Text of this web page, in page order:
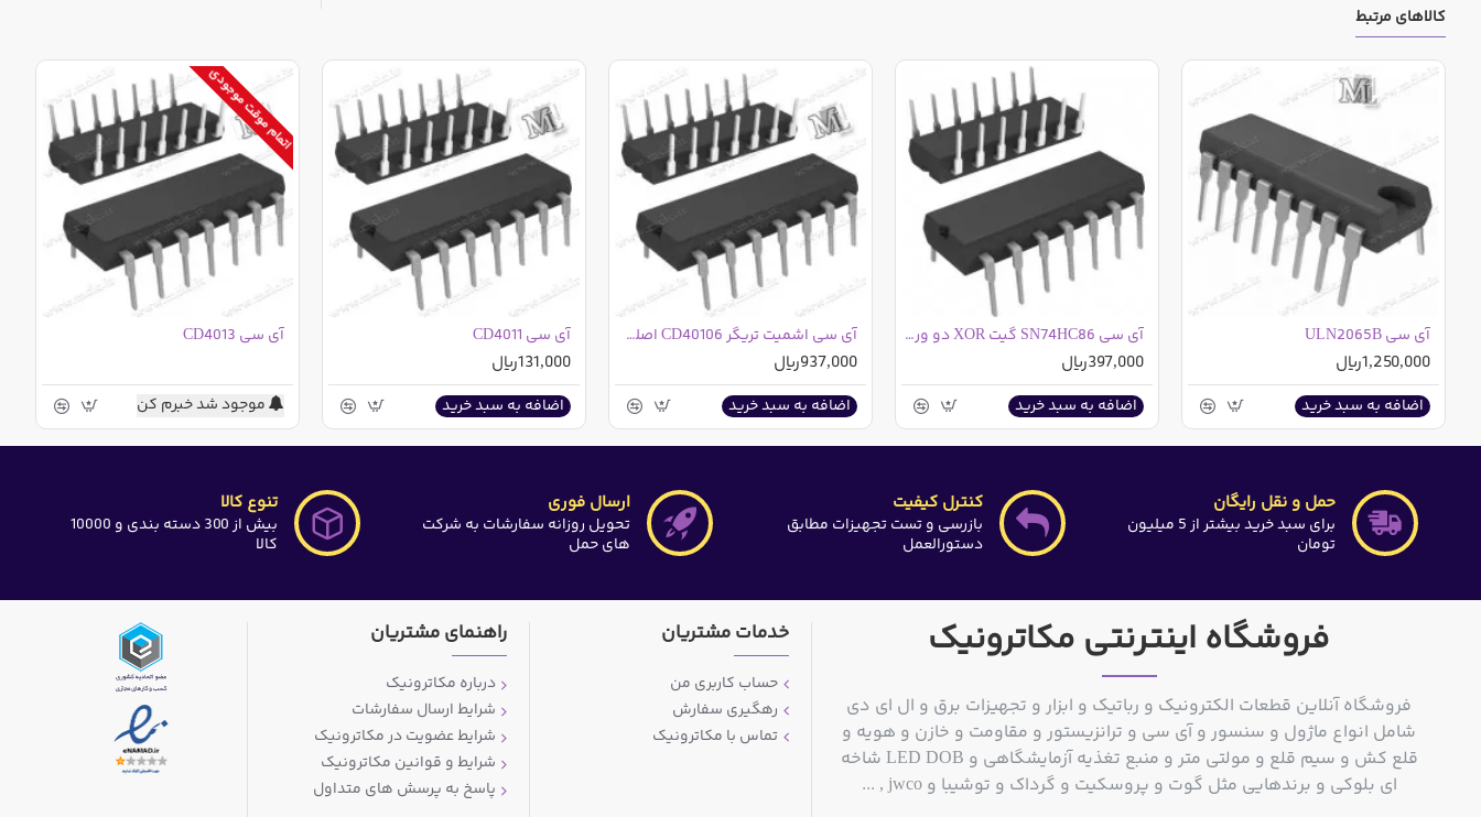
کالاهای مرتبط
آی سی ULN2065B
1,250,000ریال
اضافه به سبد خرید
آی سی SN74HC86 گیت XOR دو ورودی چهارگانه
397,000ریال
اضافه به سبد خرید
آی سی اشمیت تریگر CD40106 اصلی و اورجینال
937,000ریال
اضافه به سبد خرید
آی سی CD4011
131,000ریال
اضافه به سبد خرید
اتمام موقت موجودی
آی سی CD4013
موجود شد خبرم کن
حمل و نقل رایگان
برای سبد خرید بیشتر از 5 میلیون
تومان
کنترل کیفیت
بازرسی و تست تجهیزات مطابق
دستورالعمل
ارسال فوری
تحویل روزانه سفارشات به شرکت
های حمل
تنوع کالا
بیش از 300 دسته بندی و 10000
کالا
فروشگاه اینترنتی مکاترونیک
فروشگاه آنلاین قطعات الکترونیک و رباتیک و ابزار و تجهیزات برق و ال ای دی
شامل انواع ماژول و سنسور و آی سی و ترانزیستور و مقاومت و خازن و هویه و
قلع کش و سیم قلع و مولتی متر و منبع تغذیه آزمایشگاهی و LED DOB شاخه
ای بلوکی و برندهایی مثل گوت و پروسکیت و گرداک و توشیبا و jwco , ...
خدمات مشتریان
حساب کاربری من
رهگیری سفارش
تماس با مکاترونیک
راهنمای مشتریان
درباره مکاترونیک
شرایط ارسال سفارشات
شرایط عضویت در مکاترونیک
شرایط و قوانین مکاترونیک
پاسخ به پرسش های متداول